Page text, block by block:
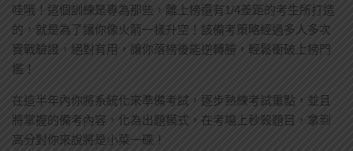
哇哦！這個訓練是專為那些，離上榜還有1/4差距的考生所打造
的，就是為了讓你像火箭一樣升空！該備考策略經過多人多次
實戰驗證，絕對有用，讓你落榜後能逆轉勝，輕鬆衝破上榜門
檻！
在這半年內你將系統化來準備考試，逐步熟練考試重點，並且
將掌握的備考內容，化為出題模式，在考場上秒殺題目，拿到
高分對你來說將是小菜一碟！